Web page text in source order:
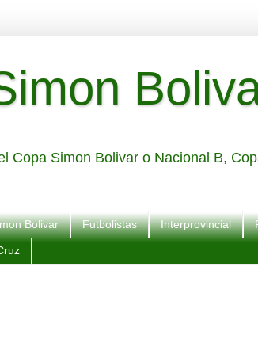
Copa Simon Bolivar o Nacional B,
Bolivar Futbolistas Interprovincial